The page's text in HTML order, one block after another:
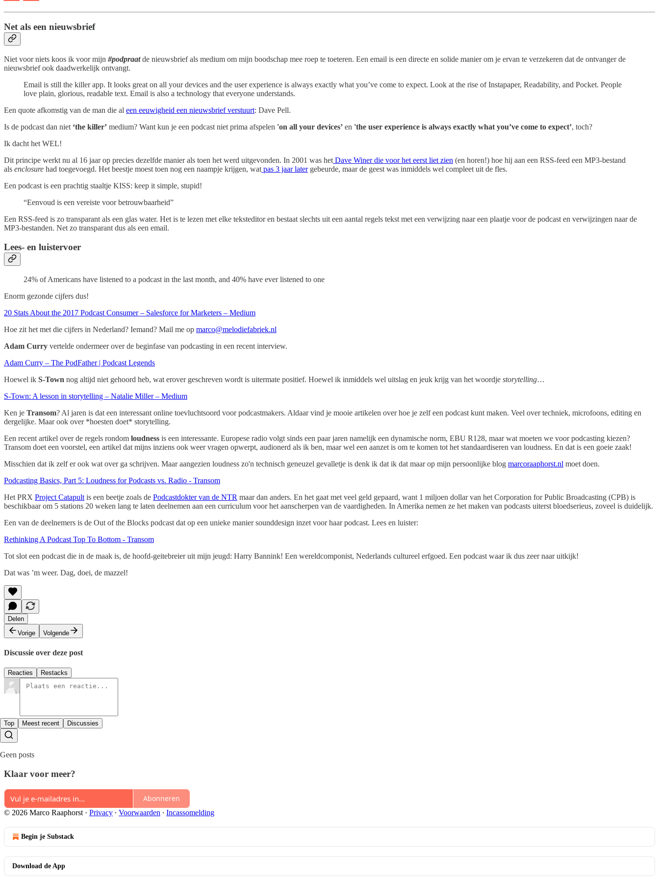
Net als een nieuwsbrief
Niet voor niets koos ik voor mijn #podpraatde nieuwsbrief als medium om mijn boodschap mee roep te toeteren. Een email is een directe en solide manier om je ervan te verzekeren dat de ontvanger de
nieuwsbrief ook daadwerkelijk ontvangt.
Email is still the killer app. It looks great on all your devices and the user experience is always exactly what you’ve come to expect. Look at the rise of Instapaper, Readability, and Pocket. People
love plain, glorious, readable text. Email is also a technology that everyone understands.
Een quote afkomstig van de man die al een eeuwigheid een nieuwsbrief verstuurt: Dave Pell.
Is de podcast dan niet ‘the killer’ medium? Want kun je een podcast niet prima afspelen 'on all your devices’ en 'the user experience is always exactly what you’ve come to expect’, toch?
Ik dacht het WEL!
Dit principe werkt nu al 16 jaar op precies dezelfde manier als toen het werd uitgevonden. In 2001 was het Dave Winer die voor het eerst liet zien (en horen!) hoe hij aan een RSS-feed een MP3-bestand
als enclosure had toegevoegd. Het beestje moest toen nog een naampje krijgen, wat pas 3 jaar latergebeurde, maar de geest was inmiddels wel compleet uit de fles.
Een podcast is een prachtig staaltje KISS: keep it simple, stupid!
“Eenvoud is een vereiste voor betrouwbaarheid”
Een RSS-feed is zo transparant als een glas water. Het is te lezen met elke teksteditor en bestaat slechts uit een aantal regels tekst met een verwijzing naar een plaatje voor de podcast en verwijzingen naar de
MP3-bestanden. Net zo transparant dus als een email.
Lees- en luistervoer
24% of Americans have listened to a podcast in the last month, and 40% have ever listened to one
Enorm gezonde cijfers dus!
20 Stats About the 2017 Podcast Consumer – Salesforce for Marketers – Medium
Hoe zit het met die cijfers in Nederland? Iemand? Mail me op marco@melodiefabriek.nl
Adam Curry vertelde ondermeer over de beginfase van podcasting in een recent interview.
Adam Curry – The PodFather | Podcast Legends
Hoewel ik S-Town nog altijd niet gehoord heb, wat erover geschreven wordt is uitermate positief. Hoewel ik inmiddels wel uitslag en jeuk krijg van het woordje storytelling…
S-Town: A lesson in storytelling – Natalie Miller – Medium
Ken je Transom? Al jaren is dat een interessant online toevluchtsoord voor podcastmakers. Aldaar vind je mooie artikelen over hoe je zelf een podcast kunt maken. Veel over techniek, microfoons, editing en
dergelijke. Maar ook over *hoesten doet* storytelling.
Een recent artikel over de regels rondom loudness is een interessante. Europese radio volgt sinds een paar jaren namelijk een dynamische norm, EBU R128, maar wat moeten we voor podcasting kiezen?
Transom doet een voorstel, een artikel dat mijns inziens ook weer vragen opwerpt, audionerd als ik ben, maar wel een aanzet is om te komen tot het standaardiseren van loudness. En dat is een goeie zaak!
Misschien dat ik zelf er ook wat over ga schrijven. Maar aangezien loudness zo'n technisch geneuzel gevalletje is denk ik dat ik dat maar op mijn persoonlijke blog marcoraaphorst.nl moet doen.
Podcasting Basics, Part 5: Loudness for Podcasts vs. Radio - Transom
Het PRX Project Catapult is een beetje zoals de Podcastdokter van de NTR maar dan anders. En het gaat met veel geld gepaard, want 1 miljoen dollar van het Corporation for Public Broadcasting (CPB) is
beschikbaar om 5 stations 20 weken lang te laten deelnemen aan een curriculum voor het aanscherpen van de vaardigheden. In Amerika nemen ze het maken van podcasts uiterst bloedserieus, zoveel is duidelijk.
Een van de deelnemers is de Out of the Blocks podcast dat op een unieke manier sounddesign inzet voor haar podcast. Lees en luister:
Rethinking A Podcast Top To Bottom - Transom
Tot slot een podcast die in de maak is, de hoofd-geitebreier uit mijn jeugd: Harry Bannink! Een wereldcomponist, Nederlands cultureel erfgoed. Een podcast waar ik dus zeer naar uitkijk!
Dat was ’m weer. Dag, doei, de mazzel!
Delen
Vorige
Volgende
Discussie over deze post
Reacties Restacks
Top Meest recent Discussies
Geen posts
Klaar voor meer?
Abonneren
© 2026 Marco Raaphorst · Privacy ∙ Voorwaarden ∙ Incassomelding
Begin je Substack
Download de App